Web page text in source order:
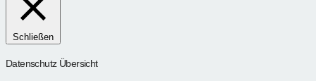
Schließen
Datenschutz Übersicht